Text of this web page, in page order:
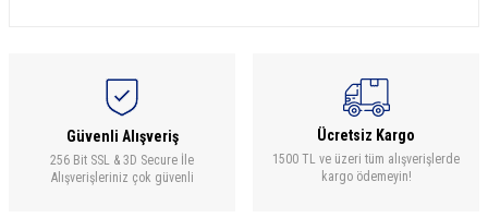
Güvenli Alışveriş
256 Bit SSL & 3D Secure İle
Alışverişleriniz çok güvenli
Ücretsiz Kargo
1500 TL ve üzeri tüm alışverişlerde
kargo ödemeyin!